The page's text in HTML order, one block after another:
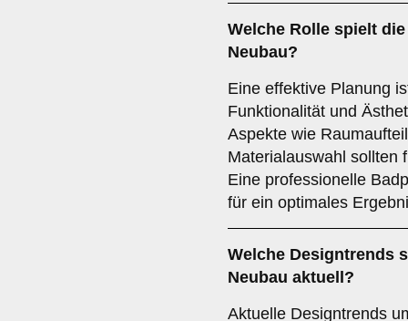
Welche Rolle spielt
Neubau?
Eine effektive Planung
Funktionalität und
Aspekte wie
Materialauswahl sollten
Eine professionelle
für ein optimales
Welche Designtrends
Neubau aktuell?
Aktuelle Designtrends